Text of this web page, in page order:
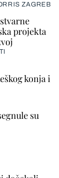
ZAGREB
projekta
konja i
su